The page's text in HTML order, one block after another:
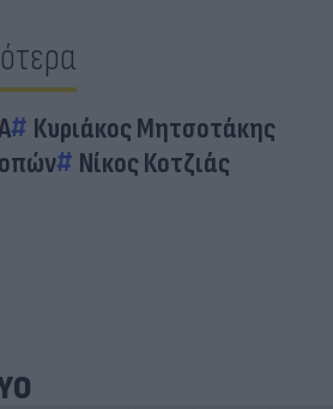
Κυριάκος Μητσοτάκης
Νίκος Κοτζιάς